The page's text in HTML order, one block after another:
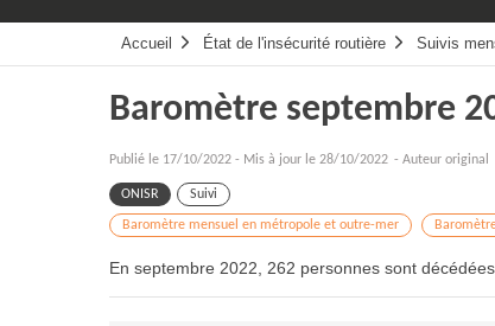
Accueil État de l'insécurité routière Suivis
Baromètre septembre
Publié le 17/10/2022 - Mis à jour le 28/10/2022 - Auteur original
ONISR Suivi
Baromètre mensuel en métropole et outre-mer
En septembre 2022, 262 personnes sont